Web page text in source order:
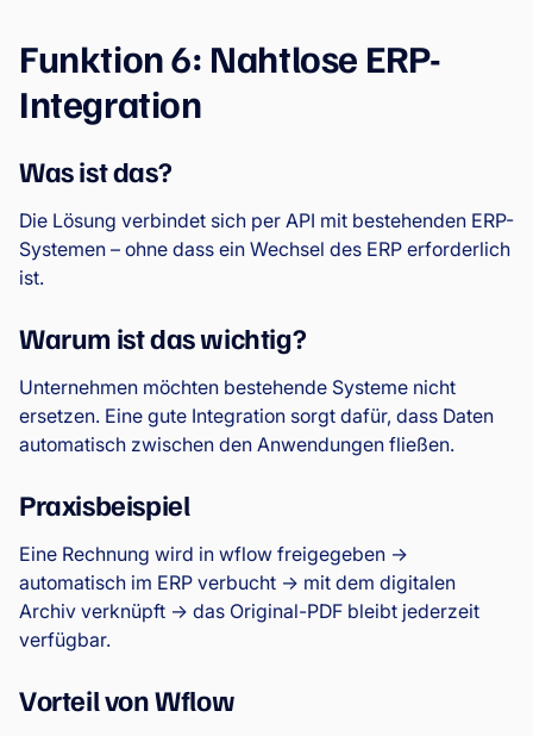
Funktion 6: Nahtlose ERP-
Integration
Was ist das?
Die Lösung verbindet sich per API mit bestehenden ERP-
Systemen – ohne dass ein Wechsel des ERP erforderlich
ist.
Warum ist das wichtig?
Unternehmen möchten bestehende Systeme nicht
ersetzen. Eine gute Integration sorgt dafür, dass Daten
automatisch zwischen den Anwendungen fließen.
Praxisbeispiel
Eine Rechnung wird in wflow freigegeben →
automatisch im ERP verbucht → mit dem digitalen
Archiv verknüpft → das Original-PDF bleibt jederzeit
verfügbar.
Vorteil von Wflow